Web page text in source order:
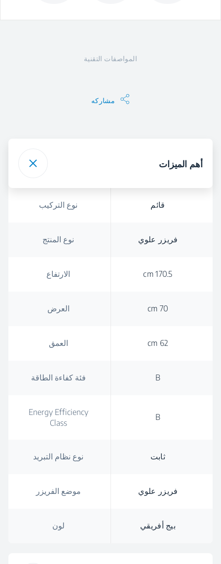
المواصفات التقنية
مشاركه
أهم الميزات
نوع التركيب قائم
نوع المنتج فريزر علوي
الارتفاع 170.5 cm
العرض 70 cm
العمق 62 cm
فئة كفاءة الطاقة B
Energy Efficiency
Class
B
نوع نظام التبريد ثابت
موضع الفريزر فريزر علوي
لون بيج أفريقي